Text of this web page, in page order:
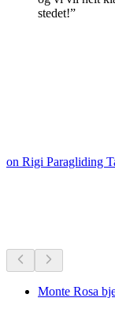
stedet!”
on Rigi Paragliding
Monte Rosa